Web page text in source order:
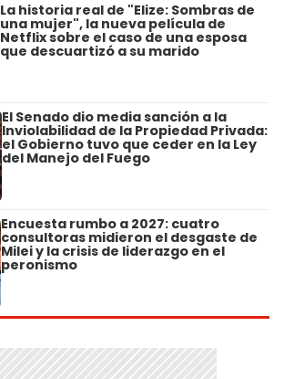
La historia real de "Elize: Sombras de
una mujer", la nueva película de
Netflix sobre el caso de una esposa
que descuartizó a su marido
El Senado dio media sanción a la
Inviolabilidad de la Propiedad Privada:
el Gobierno tuvo que ceder en la Ley
del Manejo del Fuego
Encuesta rumbo a 2027: cuatro
consultoras midieron el desgaste de
Milei y la crisis de liderazgo en el
peronismo